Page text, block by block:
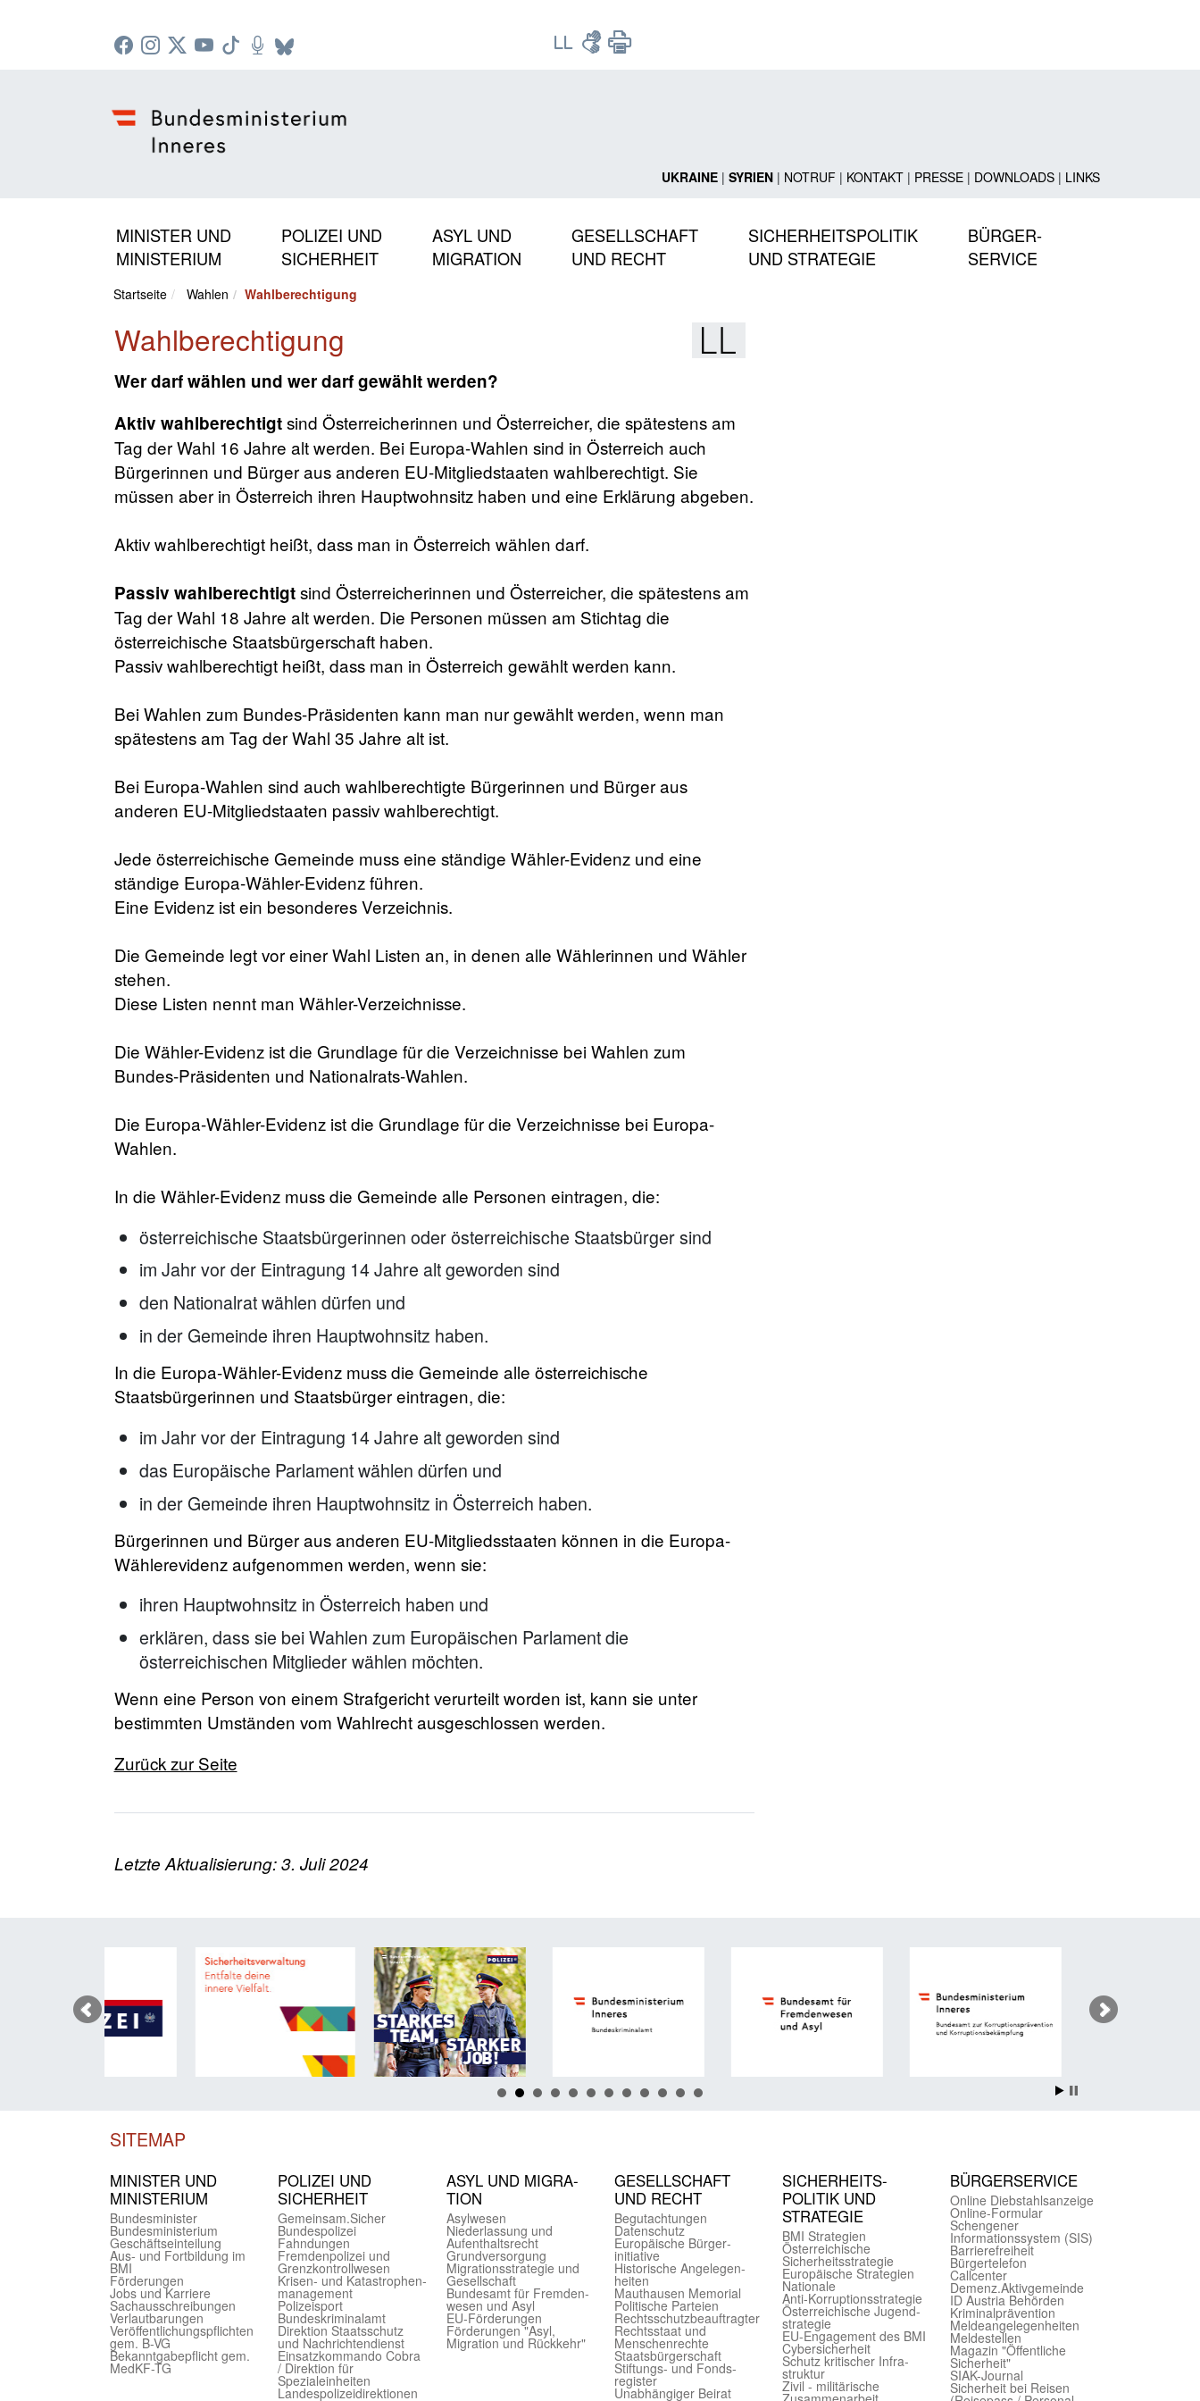
UKRAINE| SYRIEN| NOTRUF| KONTAKT| PRESSE| DOWNLOADS| LINKS
MINISTER UND
MINISTERIUM
POLIZEI UND
SICHERHEIT
ASYL UND
MIGRATION
GESELLSCHAFT
UND RECHT
SICHERHEITSPOLITIK
UND STRATEGIE
BÜRGER-
SERVICE
Startseite Wahlen Wahlberechtigung
Wahlberechtigung
Wer darf wählen und wer darf gewählt werden?
Aktiv wahlberechtigtsind Österreicherinnen und Österreicher, die spätestens am
Tag der Wahl 16 Jahre alt werden. Bei Europa-Wahlen sind in Österreich auch
Bürgerinnen und Bürger aus anderen EU-Mitgliedstaaten wahlberechtigt. Sie
müssen aber in Österreich ihren Hauptwohnsitz haben und eine Erklärung abgeben.
Aktiv wahlberechtigt heißt, dass man in Österreich wählen darf.
Passiv wahlberechtigtsind Österreicherinnen und Österreicher, die spätestens am
Tag der Wahl 18 Jahre alt werden. Die Personen müssen am Stichtag die
österreichische Staatsbürgerschaft haben.
Passiv wahlberechtigt heißt, dass man in Österreich gewählt werden kann.
Bei Wahlen zum Bundes-Präsidenten kann man nur gewählt werden, wenn man
spätestens am Tag der Wahl 35 Jahre alt ist.
Bei Europa-Wahlen sind auch wahlberechtigte Bürgerinnen und Bürger aus
anderen EU-Mitgliedstaaten passiv wahlberechtigt.
Jede österreichische Gemeinde muss eine ständige Wähler-Evidenz und eine
ständige Europa-Wähler-Evidenz führen.
Eine Evidenz ist ein besonderes Verzeichnis.
Die Gemeinde legt vor einer Wahl Listen an, in denen alle Wählerinnen und Wähler
stehen.
Diese Listen nennt man Wähler-Verzeichnisse.
Die Wähler-Evidenz ist die Grundlage für die Verzeichnisse bei Wahlen zum
Bundes-Präsidenten und Nationalrats-Wahlen.
Die Europa-Wähler-Evidenz ist die Grundlage für die Verzeichnisse bei Europa-
Wahlen.
In die Wähler-Evidenz muss die Gemeinde alle Personen eintragen, die:
österreichische Staatsbürgerinnen oder österreichische Staatsbürger sind
im Jahr vor der Eintragung 14 Jahre alt geworden sind
den Nationalrat wählen dürfen und
in der Gemeinde ihren Hauptwohnsitz haben.
In die Europa-Wähler-Evidenz muss die Gemeinde alle österreichische
Staatsbürgerinnen und Staatsbürger eintragen, die:
im Jahr vor der Eintragung 14 Jahre alt geworden sind
das Europäische Parlament wählen dürfen und
in der Gemeinde ihren Hauptwohnsitz in Österreich haben.
Bürgerinnen und Bürger aus anderen EU-Mitgliedsstaaten können in die Europa-
Wählerevidenz aufgenommen werden, wenn sie:
ihren Hauptwohnsitz in Österreich haben und
erklären, dass sie bei Wahlen zum Europäischen Parlament die
österreichischen Mitglieder wählen möchten.
Wenn eine Person von einem Strafgericht verurteilt worden ist, kann sie unter
bestimmten Umständen vom Wahlrecht ausgeschlossen werden.
Zurück zur Seite
Letzte Aktualisierung: 3. Juli 2024
SITEMAP
MINISTER UND
MINIST­ERIUM
Bundes­minister
Bundes­ministerium
Geschäfts­einteilung
Aus- und Fortbildung im
BMI
Förderungen
Jobs und Karriere
Sachaus­schreibungen
Verlautbarungen
Veröffentlichungspflichten
gem. B-VG
Bekanntgabepflicht gem.
MedKF-TG
POLIZEI UND
SICHER­HEIT
Gemein­sam.Sicher
Bundes­polizei
Fahndungen
Fremdenpolizei und
Grenzkontrollwesen
Krisen- und Katastrophen­
management
Polizeisport
Bundes­kriminal­amt
Direktion Staats­schutz
und Nach­richten­dienst
Einsatz­kommando Cobra
/ Direktion für
Spezialeinheiten
Landes­polizei­direk­tionen
ASYL UND MIGRA­
TION
Asyl­wesen
Nieder­lassung und
Aufent­halts­recht
Grund­versorgung
Migrations­strategie und
Gesell­schaft
Bundes­amt für Fremden­
wesen und Asyl
EU-Förde­rungen
Förderungen "Asyl,
Migration und Rückkehr"
GE­SELL­SCHAFT
UND RECHT
Begut­achtungen
Daten­schutz
Europäische Bürger­
initiative
Historische Angelegen­
heiten
Mauthausen Memorial
Politische Parteien
Rechts­schutz­beauftragter
Rechts­staat und
Menschen­rechte
Staats­bürger­schaft
Stiftungs- und Fonds­
register
Unab­hängiger Beirat
SICHER­HEITS­
POLITIK UND
STRATEGIE
BMI Strategien
Öster­reichische
Sicherheits­strategie
Europäische Strategien
Nationale
Anti-Korruptions­strategie
Öster­reichische Jugend­
strategie
EU-Engagement des BMI
Cybersicherheit
Schutz kritischer Infra­
struktur
Zivil - militärische
BÜRGER­SERVICE
Online Diebstahls­anzeige
Online-Formular
Schengener
Informationssystem (SIS)
Barriere­freiheit
Bürger­telefon
Call­center
Demenz.Aktiv­gemeinde
ID Austria Behörden
Kriminal­prävention
Melde­an­ge­le­gen­heiten
Meld­estellen
Magazin "Öffentliche
Sicherheit"
SIAK-Journal
Sicherheit bei Reisen